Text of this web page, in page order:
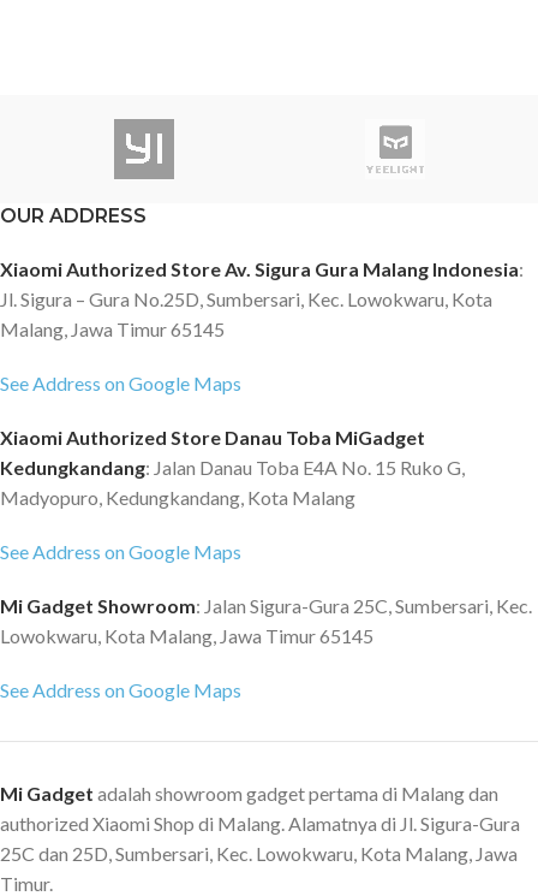
OUR ADDRESS
Xiaomi Authorized Store Av. Sigura Gura Malang Indonesia:
Jl. Sigura – Gura No.25D, Sumbersari, Kec. Lowokwaru, Kota
Malang, Jawa Timur 65145
See Address on Google Maps
Xiaomi Authorized Store Danau Toba MiGadget
Kedungkandang: Jalan Danau Toba E4A No. 15 Ruko G,
Madyopuro, Kedungkandang, Kota Malang
See Address on Google Maps
Mi Gadget Showroom: Jalan Sigura-Gura 25C, Sumbersari, Kec.
Lowokwaru, Kota Malang, Jawa Timur 65145
See Address on Google Maps
Mi Gadget adalah showroom gadget pertama di Malang dan
authorized Xiaomi Shop di Malang. Alamatnya di Jl. Sigura-Gura
25C dan 25D, Sumbersari, Kec. Lowokwaru, Kota Malang, Jawa
Timur.